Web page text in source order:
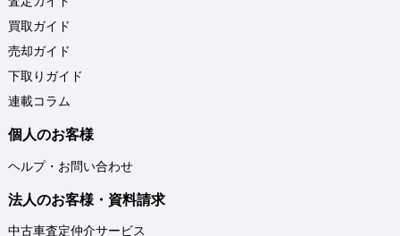
買取ガイド
売却ガイド
下取りガイド
連載コラム
個人のお客様
ヘルプ・お問い合わせ
法人のお客様・資料請求
中古車査定仲介サービス